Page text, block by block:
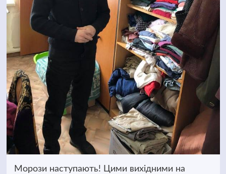
Морози наступають! Цими вихідними на